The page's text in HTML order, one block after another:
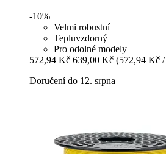
-10%
Velmi robustní
Tepluvzdorný
Pro odolné modely
572,94 Kč 639,00 Kč (572,94 Kč
Doručení do 12. srpna